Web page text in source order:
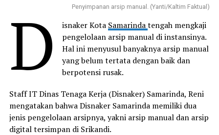
Penyimpanan arsip manual. (Yanti/Kaltim Faktual)
D isnaker Kota Samarindatengah mengkaji
pengelolaan arsip manual di instansinya.
Hal ini menyusul banyaknya arsip manual
yang belum tertata dengan baik dan
berpotensi rusak.
Staff IT Dinas Tenaga Kerja (Disnaker) Samarinda, Reni
mengatakan bahwa Disnaker Samarinda memiliki dua
jenis pengelolaan arsipnya, yakni arsip manual dan arsip
digital tersimpan di Srikandi.